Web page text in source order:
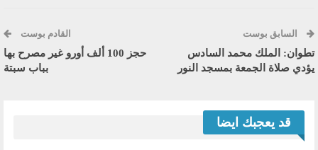
السابق بوست
تطوان: الملك محمد السادس
يؤدي صلاة الجمعة بمسجد النور
القادم بوست
حجز 100 ألف أورو غير مصرح بها
بباب سبتة
قد يعجبك ايضا